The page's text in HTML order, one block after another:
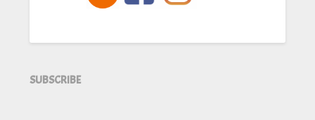
SUBSCRIBE